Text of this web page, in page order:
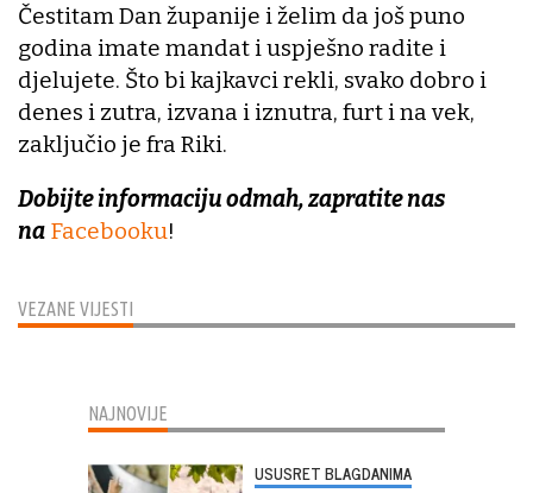
VEZANE VIJESTI
Čestitam Dan županije i želim da još puno
godina imate mandat i uspješno radite i
djelujete. Što bi kajkavci rekli, svako dobro i
denes i zutra, izvana i iznutra, furt i na vek,
zaključio je fra Riki.
Dobijte informaciju odmah, zapratite nas
na Facebooku!
NAJNOVIJE
USUSRET BLAGDANIMA